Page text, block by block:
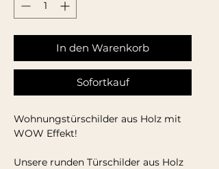
In den Warenkorb
Sofortkauf
Wohnungstürschilder aus Holz mit
WOW Effekt!
Unsere runden Türschilder aus Holz